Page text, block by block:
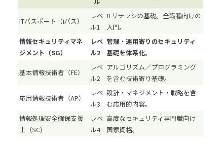
ITパスポート（iパス）
レベ
ル1
ITリテラシの基礎。全職種向けの
入門。
情報セキュリティマネ
ジメント（SG）
レベ
ル2
管理・運用寄りのセキュリティ
基礎を体系化。
基本情報技術者（FE）
レベ
ル2
アルゴリズム／プログラミング
を含む技術寄り基礎。
応用情報技術者（AP）
レベ
ル3
設計・マネジメント・戦略を含
む応用的内容。
情報処理安全確保支援
士（SC）
レベ
ル4
高度なセキュリティ専門職向け
国家資格。